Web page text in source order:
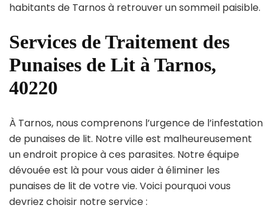
habitants de Tarnos à retrouver un sommeil paisible.
Services de Traitement des
Punaises de Lit à Tarnos,
40220
À Tarnos, nous comprenons l’urgence de l’infestation
de punaises de lit. Notre ville est malheureusement
un endroit propice à ces parasites. Notre équipe
dévouée est là pour vous aider à éliminer les
punaises de lit de votre vie. Voici pourquoi vous
devriez choisir notre service :